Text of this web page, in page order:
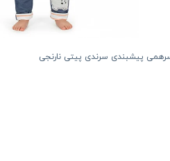
پیشبندی سرندی پیتی نارنجی